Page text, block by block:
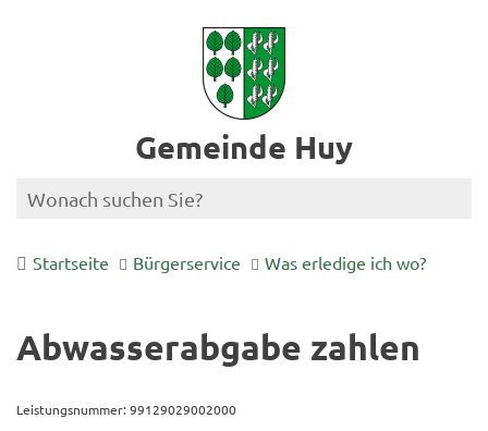
Gemeinde Huy
Startseite Bürgerservice Was erledige ich wo?
Abwasserabgabe zahlen
Leistungsnummer: 99129029002000